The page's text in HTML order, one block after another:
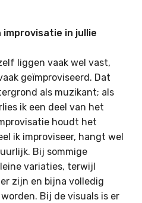
in jullie
liggen vaak wel vast,
geïmproviseerd. Dat
als muzikant; als
ik een deel van het
houdt het
ik improviseer, hangt wel
Bij sommige
variaties, terwijl
zijn en bijna volledig
Bij de visuals is er